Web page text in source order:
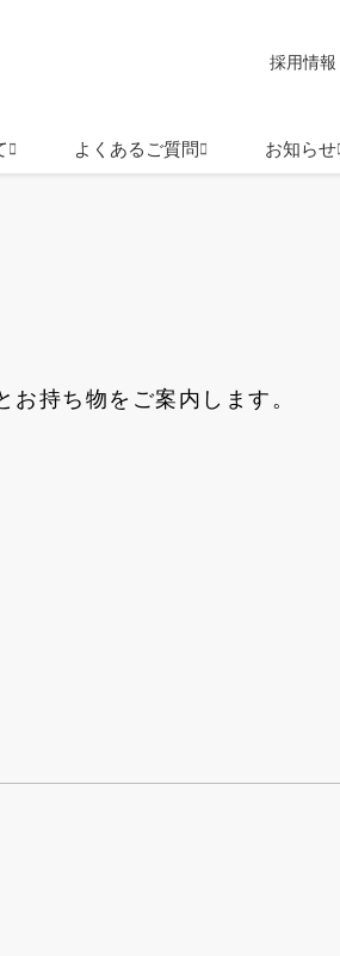
採用情報
よくあるご質問 お知らせ
持ち物をご案内します。